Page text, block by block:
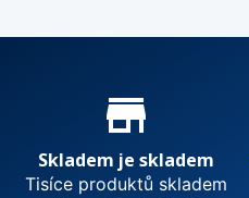
Proč nakupovat u nás?
store_mall_directory
Skladem je skladem
Tisíce produktů skladem